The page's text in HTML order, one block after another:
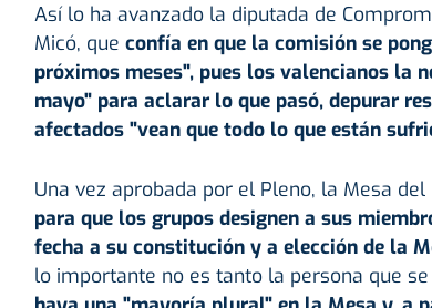
Así lo ha avanzado la diputada de
Micó, que confía en que la comisión se
próximos meses", pues los valencianos la
mayo" para aclarar lo que pasó, depurar
afectados "vean que todo lo que están
Una vez aprobada por el Pleno, la Mesa del
para que los grupos designen a sus
fecha a su constitución y a elección de la
lo importante no es tanto la persona que